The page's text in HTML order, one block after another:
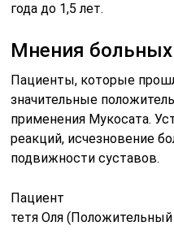
года до 1,5 лет.
Мнения больных
Пациенты, которые
значительные
применения Мукосата.
реакций, исчезновение
подвижности суставов.
Пациент
тетя Оля